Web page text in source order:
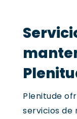
Plenitude
servicios de